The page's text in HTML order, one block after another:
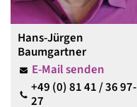
Hans-Jürgen
Baumgartner
E-Mail senden
+49 (0) 81 41 / 36 97-
27